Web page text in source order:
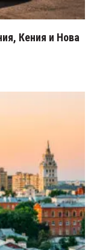
Кения и Нова